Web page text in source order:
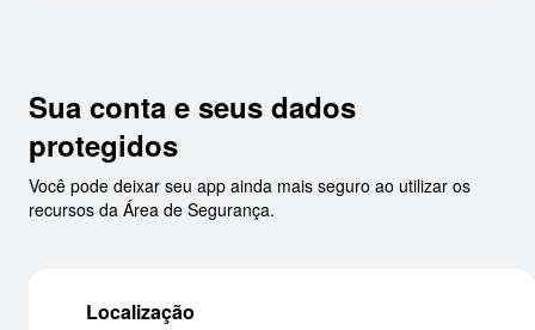
Sua conta e seus dados
protegidos
Você pode deixar seu app ainda mais seguro ao utilizar os
recursos da Área de Segurança.
Localização